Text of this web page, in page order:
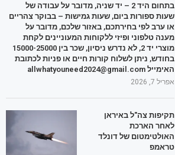
בתחום היד 2 – יד שניה, מדובר על עבודה של
שעות ספורות ביום, שעות גמישות – בבוקר צהריים
או ערב לפי בחירתכם, באזור שלכם, מדובר על
מענה טלפוני ופיזי ללקוחות המעוניינים לקחת
מוצרי יד 2, לא נדרש ניסיון, שכר בין 15000-25000
בחודש, ניתן לשלוח קורות חיים או פניות לכתובת
האימייל allwhatyouneed2024@gmail.com
אפריל 7, 2026
תקיפות צה"ל באיראן
לאחר הארכת
האולטימטום של דונלד
טראמפ